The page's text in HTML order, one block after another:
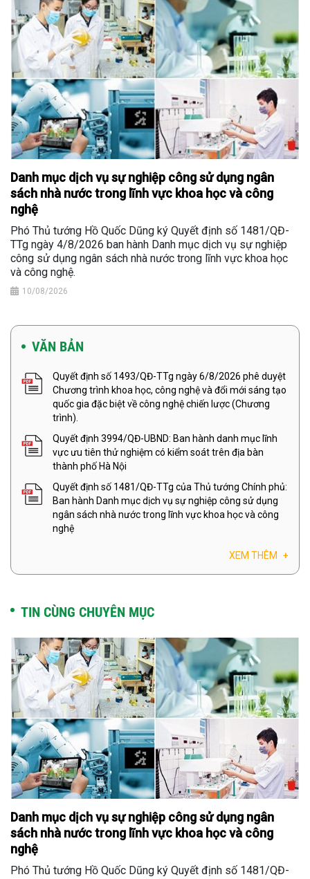
Danh mục dịch vụ sự nghiệp công sử dụng ngân
sách nhà nước trong lĩnh vực khoa học và công
nghệ
Phó Thủ tướng Hồ Quốc Dũng ký Quyết định số 1481/QĐ-
TTg ngày 4/8/2026 ban hành Danh mục dịch vụ sự nghiệp
công sử dụng ngân sách nhà nước trong lĩnh vực khoa học
và công nghệ.
10/08/2026
VĂN BẢN
Quyết định số 1493/QĐ-TTg ngày 6/8/2026 phê duyệt
Chương trình khoa học, công nghệ và đổi mới sáng tạo
quốc gia đặc biệt về công nghệ chiến lược (Chương
trình).
Quyết định 3994/QĐ-UBND: Ban hành danh mục lĩnh
vực ưu tiên thử nghiệm có kiểm soát trên địa bàn
thành phố Hà Nội
Quyết định số 1481/QĐ-TTg của Thủ tướng Chính phủ:
Ban hành Danh mục dịch vụ sự nghiệp công sử dụng
ngân sách nhà nước trong lĩnh vực khoa học và công
nghệ
XEM THÊM +
TIN CÙNG CHUYÊN MỤC
Danh mục dịch vụ sự nghiệp công sử dụng ngân
sách nhà nước trong lĩnh vực khoa học và công
nghệ
Phó Thủ tướng Hồ Quốc Dũng ký Quyết định số 1481/QĐ-